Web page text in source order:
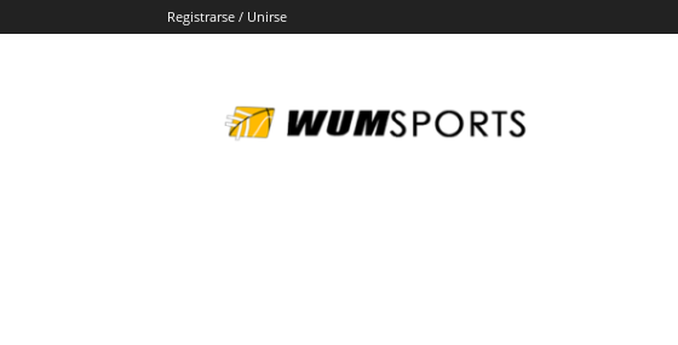
Registrarse / Unirse